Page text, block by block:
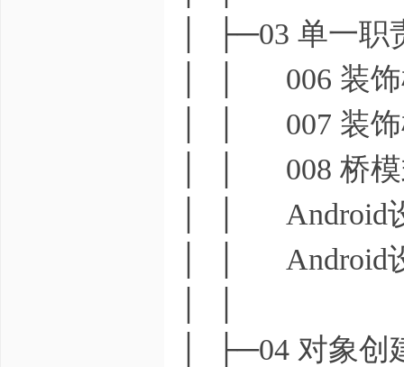
│ ├─03 单一职
│ │ 006 装饰
│ │ 007 装饰
│ │ 008 桥模
│ │ Android设
│ │ Android设
│ ├─04 对象创